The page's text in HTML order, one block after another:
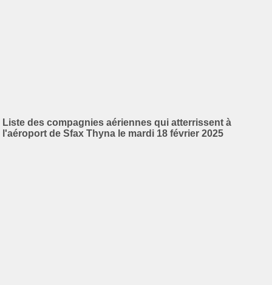
Liste des compagnies aériennes qui atterrissent à
l'aéroport de Sfax Thyna le mardi 18 février 2025